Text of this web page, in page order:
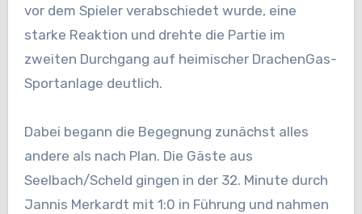
vor dem Spieler verabschiedet wurde, eine
starke Reaktion und drehte die Partie im
zweiten Durchgang auf heimischer DrachenGas-
Sportanlage deutlich.
Dabei begann die Begegnung zunächst alles
andere als nach Plan. Die Gäste aus
Seelbach/Scheld gingen in der 32. Minute durch
Jannis Merkardt mit 1:0 in Führung und nahmen